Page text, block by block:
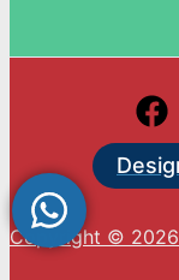
Copyright © 2026